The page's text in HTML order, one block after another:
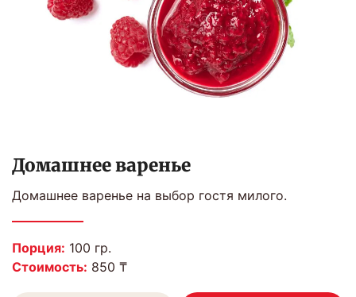
Домашнее варенье
Домашнее варенье на выбор гостя милого.
Порция: 100 гр.
Стоимость: 850 ₸